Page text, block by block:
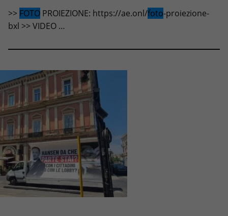
>> FOTO PROIEZIONE: https://ae.onl/foto-proiezione-
bxl >> VIDEO …